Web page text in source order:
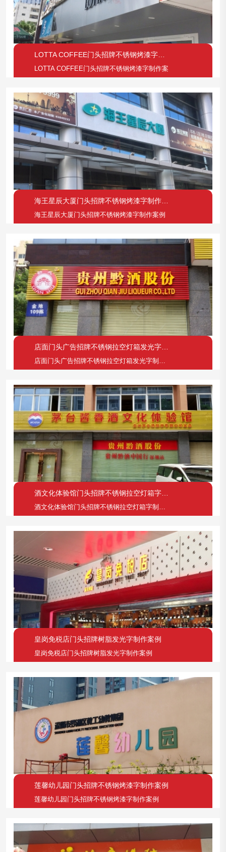
LOTTA COFFEE门头招牌不锈钢烤漆字制作案
LOTTA COFFEE门头招牌不锈钢烤漆字制作案
海王星辰大厦门头招牌不锈钢烤漆字制作案例
海王星辰大厦门头招牌不锈钢烤漆字制作案例
店面门头广告招牌不锈钢拉空灯箱发光字制作案例一
店面门头广告招牌不锈钢拉空灯箱发光字制作案例一
酒文化体验馆门头招牌不锈钢拉空灯箱字制作案例
酒文化体验馆门头招牌不锈钢拉空灯箱字制作案例
皇岗免税店门头招牌树脂发光字制作案例
皇岗免税店门头招牌树脂发光字制作案例
莲馨幼儿园门头招牌不锈钢烤漆字制作案例
莲馨幼儿园门头招牌不锈钢烤漆字制作案例